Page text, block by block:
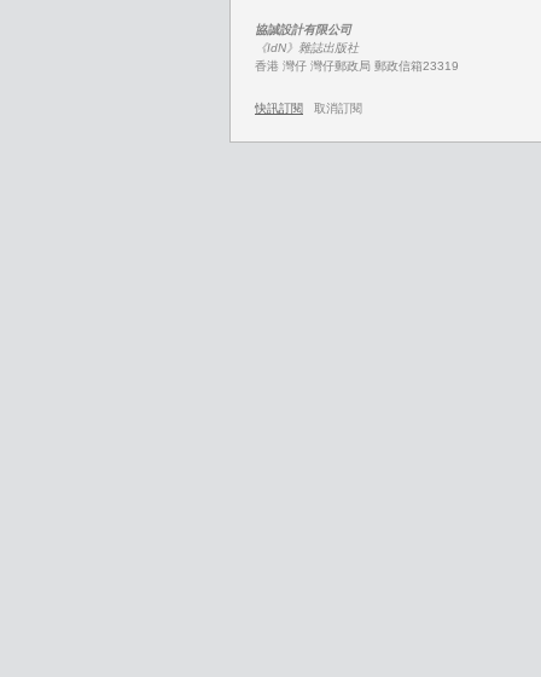
協誠設計有限公司
《IdN》雜誌出版社
香港 灣仔 灣仔郵政局 郵政信箱23319
快訊訂閱 取消訂閱